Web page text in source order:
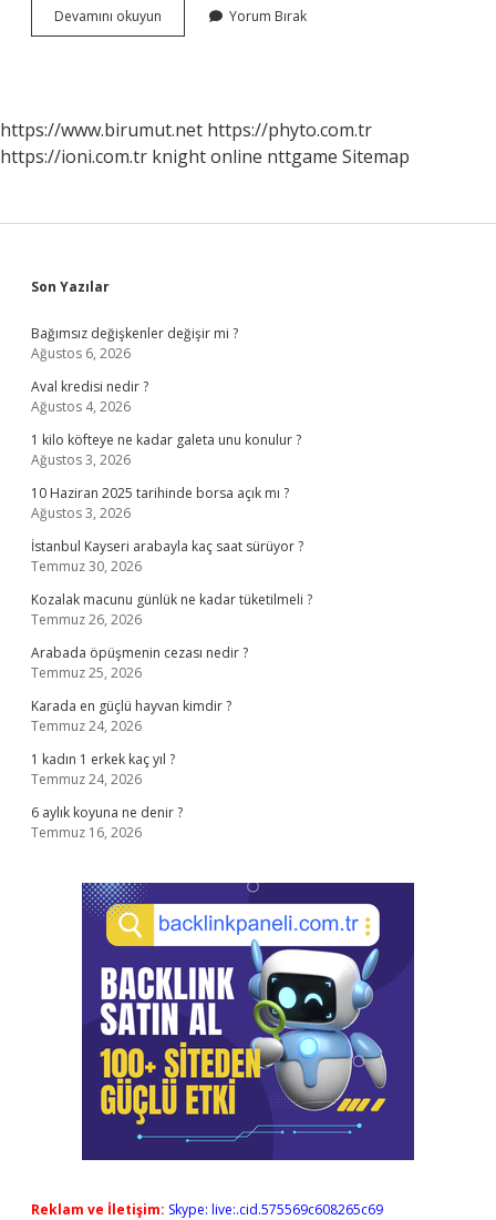
Devamını okuyun
Kökeni
Yorum Bırak
https://www.birumut.net https://phyto.com.tr
https://ioni.com.tr knight online nttgame Sitemap
Sidebar
Son Yazılar
Bağımsız değişkenler değişir mi ?
Ağustos 6, 2026
Aval kredisi nedir ?
Ağustos 4, 2026
1 kilo köfteye ne kadar galeta unu konulur ?
Ağustos 3, 2026
10 Haziran 2025 tarihinde borsa açık mı ?
Ağustos 3, 2026
İstanbul Kayseri arabayla kaç saat sürüyor ?
Temmuz 30, 2026
Kozalak macunu günlük ne kadar tüketilmeli ?
Temmuz 26, 2026
Arabada öpüşmenin cezası nedir ?
Temmuz 25, 2026
Karada en güçlü hayvan kimdir ?
Temmuz 24, 2026
1 kadın 1 erkek kaç yıl ?
Temmuz 24, 2026
6 aylık koyuna ne denir ?
Temmuz 16, 2026
Reklam ve İletişim: Skype: live:.cid.575569c608265c69